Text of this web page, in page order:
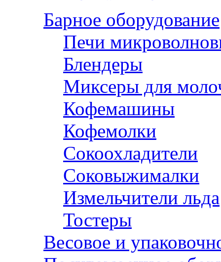
Барное оборудование
Печи
Блендеры
Миксеры для
Кофемашины
Кофемолки
Сокоохладители
Соковыжималки
Измельчители льда
Тостеры
Весовое и